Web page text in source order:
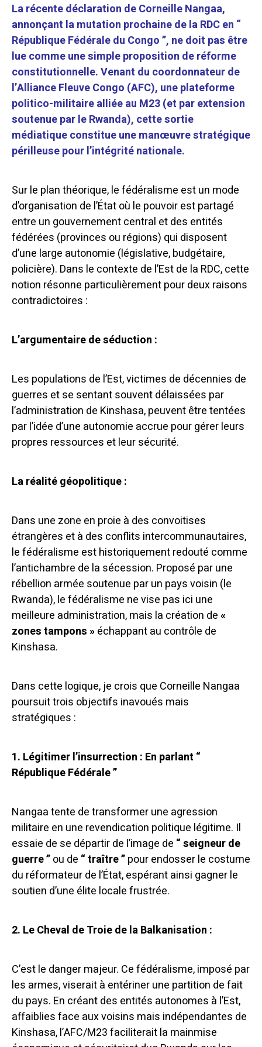
La récente déclaration de Corneille Nangaa,
annonçant la mutation prochaine de la RDC en “
République Fédérale du Congo ”, ne doit pas être
lue comme une simple proposition de réforme
constitutionnelle. Venant du coordonnateur de
l’Alliance Fleuve Congo (AFC), une plateforme
politico-militaire alliée au M23 (et par extension
soutenue par le Rwanda), cette sortie
médiatique constitue une manœuvre stratégique
périlleuse pour l’intégrité nationale.
Sur le plan théorique, le fédéralisme est un mode
d’organisation de l’État où le pouvoir est partagé
entre un gouvernement central et des entités
fédérées (provinces ou régions) qui disposent
d’une large autonomie (législative, budgétaire,
policière). Dans le contexte de l’Est de la RDC, cette
notion résonne particulièrement pour deux raisons
contradictoires :
L’argumentaire de séduction :
Les populations de l’Est, victimes de décennies de
guerres et se sentant souvent délaissées par
l’administration de Kinshasa, peuvent être tentées
par l’idée d’une autonomie accrue pour gérer leurs
propres ressources et leur sécurité.
La réalité géopolitique :
Dans une zone en proie à des convoitises
étrangères et à des conflits intercommunautaires,
le fédéralisme est historiquement redouté comme
l’antichambre de la sécession. Proposé par une
rébellion armée soutenue par un pays voisin (le
Rwanda), le fédéralisme ne vise pas ici une
meilleure administration, mais la création de«
zones tampons »échappant au contrôle de
Kinshasa.
Dans cette logique, je crois que Corneille Nangaa
poursuit trois objectifs inavoués mais
stratégiques :
1. Légitimer l’insurrection : En parlant “
République Fédérale ”
Nangaa tente de transformer une agression
militaire en une revendication politique légitime. Il
essaie de se départir de l’image de “ seigneur de
guerre ”ou de “ traître ”pour endosser le costume
du réformateur de l’État, espérant ainsi gagner le
soutien d’une élite locale frustrée.
2. Le Cheval de Troie de la Balkanisation :
C’est le danger majeur. Ce fédéralisme, imposé par
les armes, viserait à entériner une partition de fait
du pays. En créant des entités autonomes à l’Est,
affaiblies face aux voisins mais indépendantes de
Kinshasa, l’AFC/M23 faciliterait la mainmise